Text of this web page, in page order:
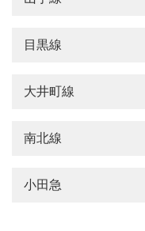
目黒線
大井町線
南北線
小田急